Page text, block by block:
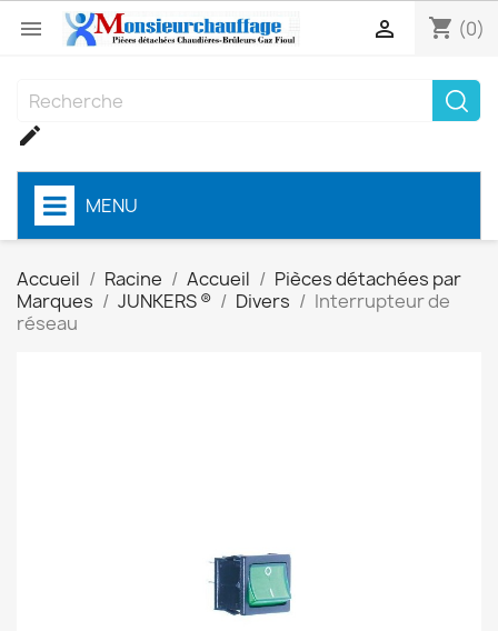
 shopping_cart (0)


MENU
Accueil Racine Accueil
Pièces détachées par
Marques
JUNKERS ® Divers
Interrupteur de
réseau